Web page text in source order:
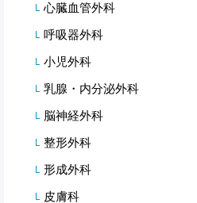
心臓血管外科
呼吸器外科
小児外科
乳腺・内分泌外科
脳神経外科
整形外科
形成外科
皮膚科